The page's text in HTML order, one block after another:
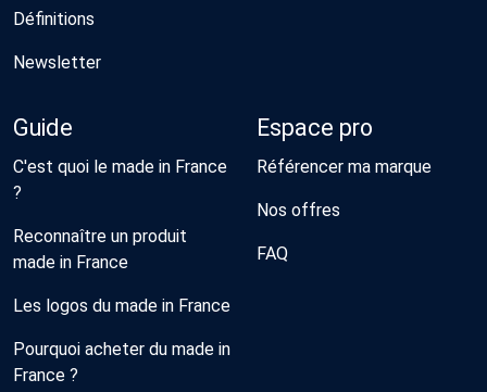
Définitions
Newsletter
Guide
C'est quoi le made in France
?
Reconnaître un produit
made in France
Les logos du made in France
Pourquoi acheter du made in
France ?
Espace pro
Référencer ma marque
Nos offres
FAQ